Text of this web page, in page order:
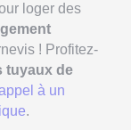
loger des
! Profitez-
tuyaux de
à un
.